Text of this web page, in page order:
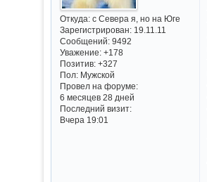
Откуда:с Севера я, но на Юге
Зарегистрирован: 19.11.11
Сообщений:9492
Уважение: +178
Позитив: +327
Пол:Мужской
Провел на форуме:
6 месяцев 28 дней
Последний визит:
Вчера 19:01